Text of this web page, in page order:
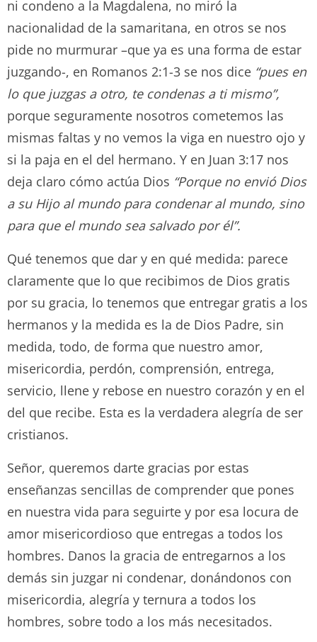
ni condeno a la Magdalena, no miró la
nacionalidad de la samaritana, en otros se nos
pide no murmurar –que ya es una forma de estar
juzgando-, en Romanos 2:1-3 se nos dice “pues en
lo que juzgas a otro, te condenas a ti mismo”,
porque seguramente nosotros cometemos las
mismas faltas y no vemos la viga en nuestro ojo y
si la paja en el del hermano. Y en Juan 3:17 nos
deja claro cómo actúa Dios “Porque no envió Dios
a su Hijo al mundo para condenar al mundo, sino
para que el mundo sea salvado por él”.
Qué tenemos que dar y en qué medida: parece
claramente que lo que recibimos de Dios gratis
por su gracia, lo tenemos que entregar gratis a los
hermanos y la medida es la de Dios Padre, sin
medida, todo, de forma que nuestro amor,
misericordia, perdón, comprensión, entrega,
servicio, llene y rebose en nuestro corazón y en el
del que recibe. Esta es la verdadera alegría de ser
cristianos.
Señor, queremos darte gracias por estas
enseñanzas sencillas de comprender que pones
en nuestra vida para seguirte y por esa locura de
amor misericordioso que entregas a todos los
hombres. Danos la gracia de entregarnos a los
demás sin juzgar ni condenar, donándonos con
misericordia, alegría y ternura a todos los
hombres, sobre todo a los más necesitados.